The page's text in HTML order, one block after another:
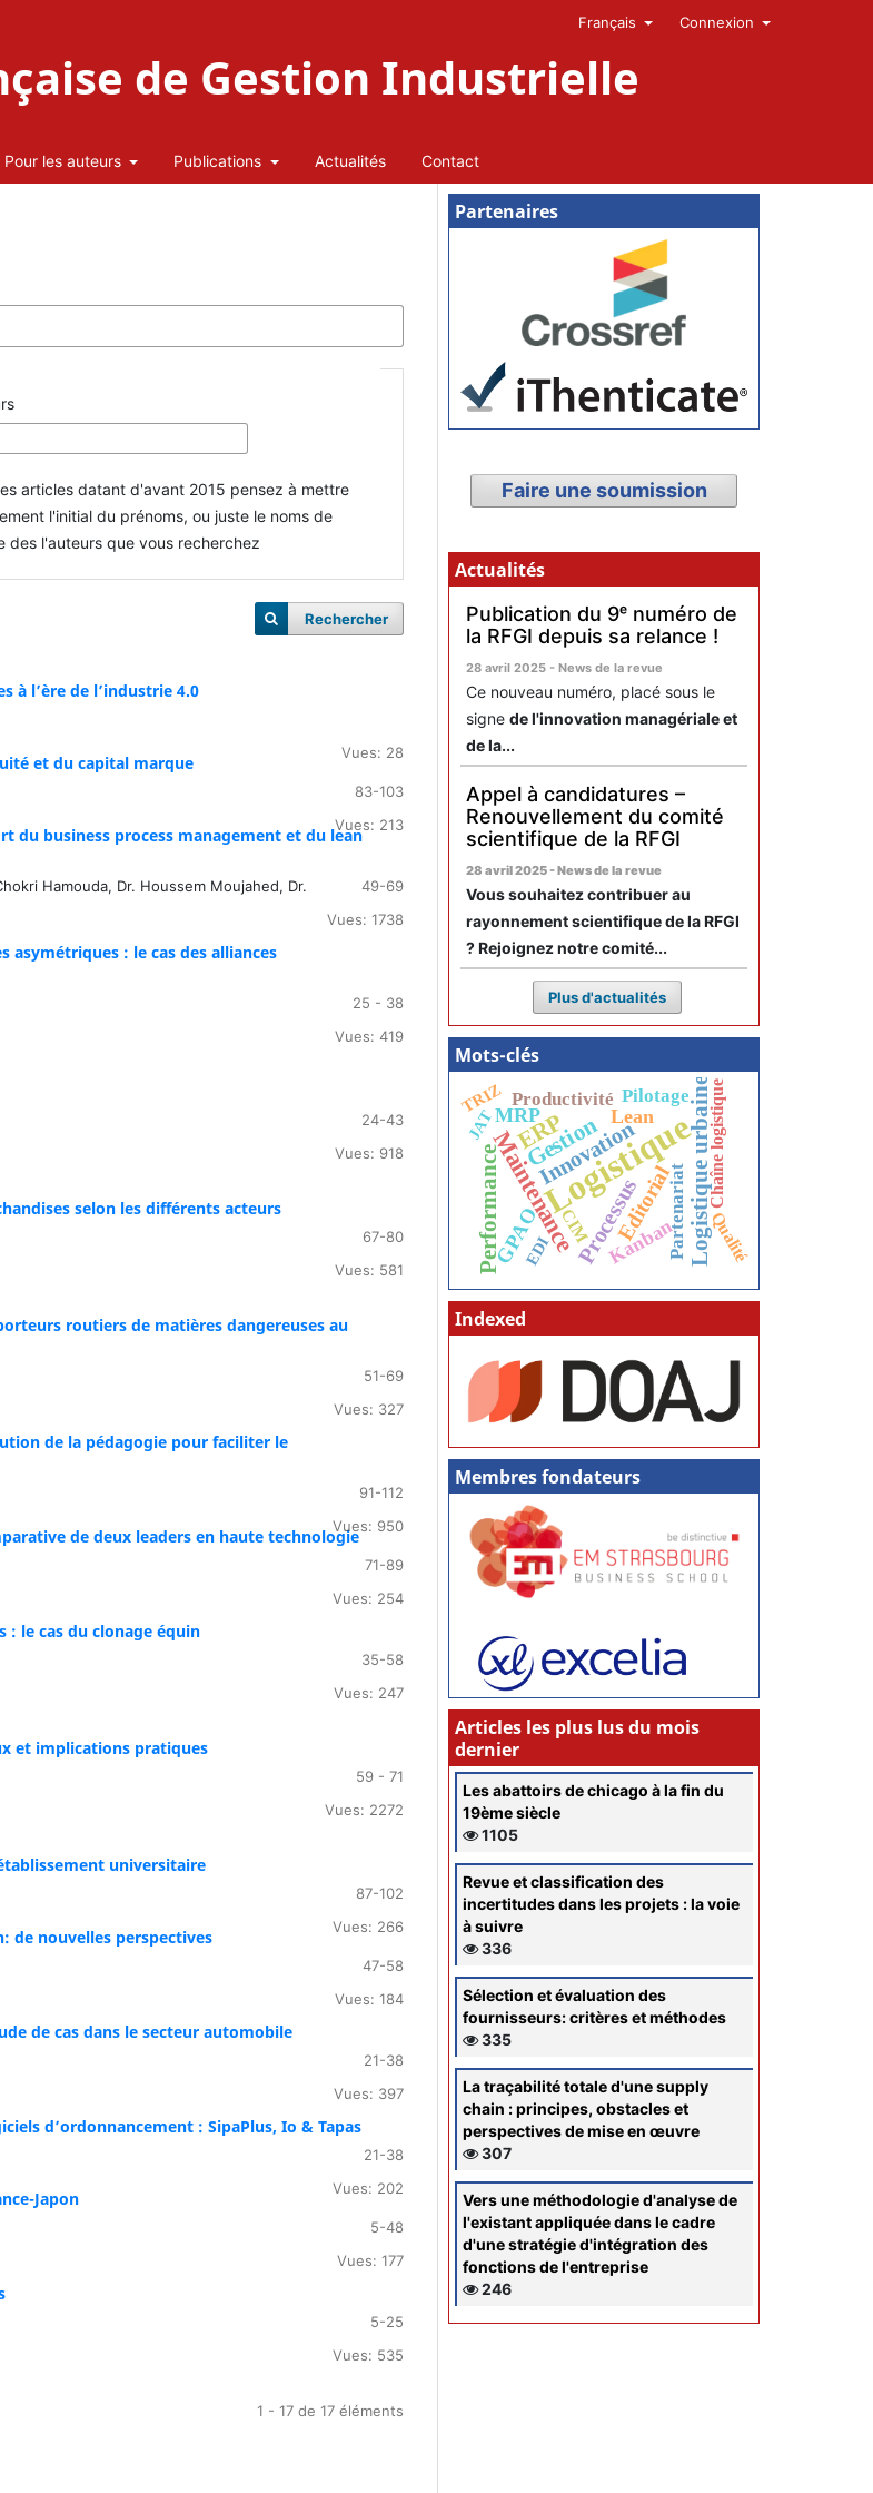
de Gestion Industrielle
Pour les auteurs Publications Actualités Contact
Français Connexion
articles datant d'avant 2015 pensez à mettre
l'initial du prénoms, ou juste le noms de
des l'auteurs que vous recherchez
Rechercher
à l’ère de l’industrie 4.0
Vues: 28
et du capital marque
83-103
Vues: 213
du business process management et du lean
Hamouda, Dr. Houssem Moujahed, Dr.
49-69
Vues: 1738
asymétriques : le cas des alliances
25 - 38
Vues: 419
24-43
Vues: 918
selon les différents acteurs
67-80
Vues: 581
routiers de matières dangereuses au
51-69
Vues: 327
de la pédagogie pour faciliter le
91-112
Vues: 950
de deux leaders en haute technologie
71-89
Vues: 254
le cas du clonage équin
35-58
Vues: 247
et implications pratiques
59 - 71
Vues: 2272
universitaire
87-102
Vues: 266
de nouvelles perspectives
47-58
Vues: 184
de cas dans le secteur automobile
21-38
Vues: 397
d’ordonnancement : SipaPlus, Io & Tapas
21-38
Vues: 202
Japon
5-48
Vues: 177
5-25
Vues: 535
1 - 17 de 17 éléments
Partenaires
Faire une soumission
Actualités
Publication du 9ᵉ numéro de
la RFGI depuis sa relance !
28 avril 2025 - News de la revue
Ce nouveau numéro, placé sous le
signe de l'innovation managériale et
de la...
Appel à candidatures –
Renouvellement du comité
scientifique de la RFGI
28 avril 2025 - News de la revue
Vous souhaitez contribuer au
rayonnement scientifique de la RFGI
? Rejoignez notre comité...
Plus d'actualités
Mots-clés
Logistique
Maintenance
Gestion
ERP Logistique urbaine
Performance Processus
Innovation
Editorial
GPAO Kanban
MRP Lean
Productivité
Partenariat
Pilotage Chaîne logistique
CIM Qualité
TRIZ
EDI
JAT
Indexed
Membres fondateurs
Articles les plus lus du mois
dernier
Les abattoirs de chicago à la fin du
19ème siècle
1105
Revue et classification des
incertitudes dans les projets : la voie
à suivre
336
Sélection et évaluation des
fournisseurs: critères et méthodes
335
La traçabilité totale d'une supply
chain : principes, obstacles et
perspectives de mise en œuvre
307
Vers une méthodologie d'analyse de
l'existant appliquée dans le cadre
d'une stratégie d'intégration des
fonctions de l'entreprise
246